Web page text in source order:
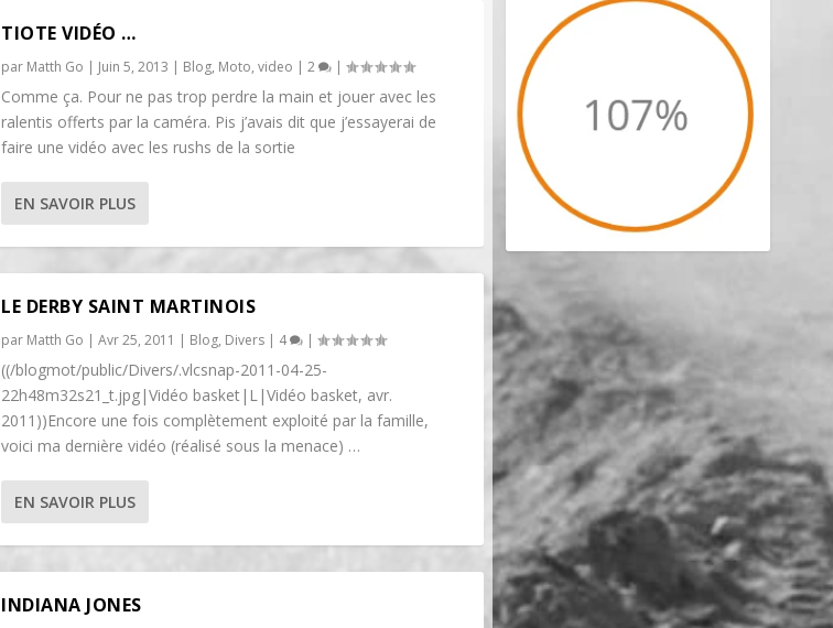
TIOTE VIDÉO …
par Matth Go | Juin 5, 2013 | Blog, Moto,video |2 |
Comme ça. Pour ne pas trop perdre la main et jouer avec les
ralentis offerts par la caméra. Pis j’avais dit que j’essayerai de
faire une vidéo avec les rushs de la sortie
EN SAVOIR PLUS
LE DERBY SAINT MARTINOIS
par Matth Go |Avr 25, 2011 | Blog, Divers | 4 |
((/blogmot/public/Divers/.vlcsnap-2011-04-25-
22h48m32s21_t.jpg|Vidéo basket|L|Vidéo basket, avr.
2011))Encore une fois complètement exploité par la famille,
voici ma dernière vidéo (réalisé sous la menace) …
EN SAVOIR PLUS
INDIANA JONES